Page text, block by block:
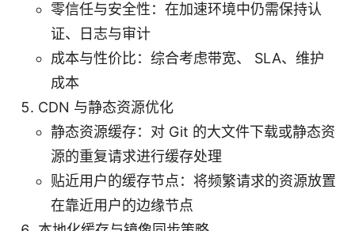
零信任与安全性：在加速环境中仍需保持认
证、日志与审计
成本与性价比：综合考虑带宽、 SLA、维护
成本
CDN 与静态资源优化
静态资源缓存：对 Git 的大文件下载或静态资
源的重复请求进行缓存处理
贴近用户的缓存节点：将频繁请求的资源放置
在靠近用户的边缘节点